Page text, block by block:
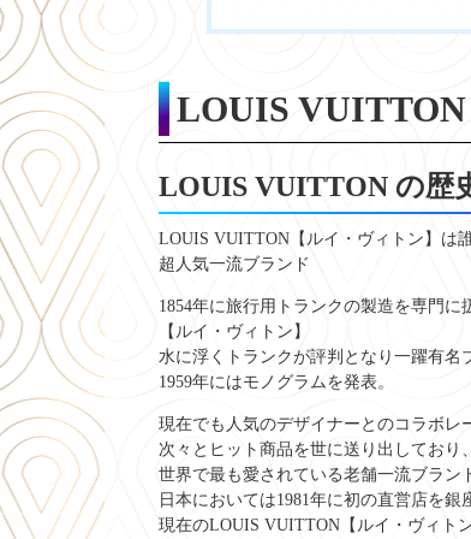
LOUIS
LOUIS VUITTON の歴
LOUIS VUITTON【ルイ・ヴィトン】は
超人気一流ブランド
1854年に旅行用トランクの製造を専門に
【ルイ・ヴィトン】
水に浮くトランクが評判となり一躍有名
1959年にはモノグラムを発表。
現在でも人気のデザイナーとのコラボレ
次々とヒット商品を世に送り出しており、
世界で最も愛されている老舗一流ブラン
日本においては1981年に初の直営店を銀
現在のLOUIS VUITTON【ルイ・ヴィト